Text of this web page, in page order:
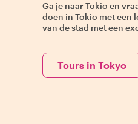
Ga je naar Tokio en
doen in Tokio met een
van de stad met een
Tours in Tokyo